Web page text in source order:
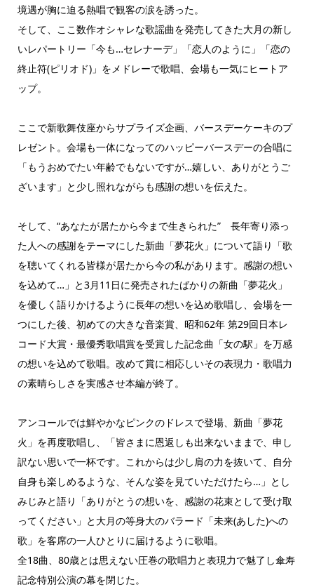
境遇が胸に迫る熱唱で観客の涙を誘った。
そして、ここ数作オシャレな歌謡曲を発売してきた大月の新し
いレパートリー「今も…セレナーデ」「恋人のように」「恋の
終止符(ピリオド)」をメドレーで歌唱、会場も一気にヒートア
ップ。
ここで新歌舞伎座からサプライズ企画、バースデーケーキのプ
レゼント。会場も一体になってのハッピーバースデーの合唱に
「もうおめでたい年齢でもないですが…嬉しい、ありがとうご
ざいます」と少し照れながらも感謝の想いを伝えた。
そして、“あなたが居たから今まで生きられた” 長年寄り添っ
た人への感謝をテーマにした新曲「夢花火」について語り「歌
を聴いてくれる皆様が居たから今の私があります。感謝の想い
を込めて…」と3月11日に発売されたばかりの新曲「夢花火」
を優しく語りかけるように長年の想いを込め歌唱し、会場を一
つにした後、初めての大きな音楽賞、昭和62年 第29回日本レ
コード大賞・最優秀歌唱賞を受賞した記念曲「女の駅」を万感
の想いを込めて歌唱。改めて賞に相応しいその表現力・歌唱力
の素晴らしさを実感させ本編が終了。
アンコールでは鮮やかなピンクのドレスで登場、新曲「夢花
火」を再度歌唱し、「皆さまに恩返しも出来ないままで、申し
訳ない思いで一杯です。これからは少し肩の力を抜いて、自分
自身も楽しめるような、そんな姿を見ていただけたら…」とし
みじみと語り「ありがとうの想いを、感謝の花束として受け取
ってください」と大月の等身大のバラード「未来(あした)への
歌」を客席の一人ひとりに届けるように歌唱。
全18曲、80歳とは思えない圧巻の歌唱力と表現力で魅了し傘寿
記念特別公演の幕を閉じた。